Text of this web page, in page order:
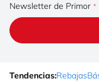
Newsletter de Primor
Tendencias:Rebajas